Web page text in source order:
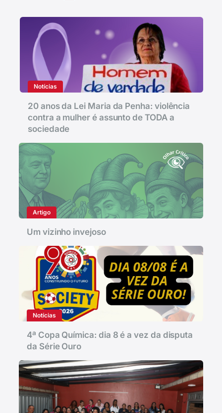
Notícias
20 anos da Lei Maria da Penha: violência
contra a mulher é assunto de TODA a
sociedade
Artigo
Um vizinho invejoso
Notícias
4ª Copa Química: dia 8 é a vez da disputa
da Série Ouro